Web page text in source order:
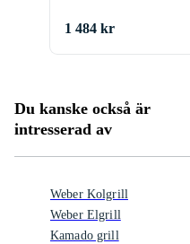
1 484 kr
Du kanske också är
intresserad av
Weber Kolgrill
Weber Elgrill
Kamado grill